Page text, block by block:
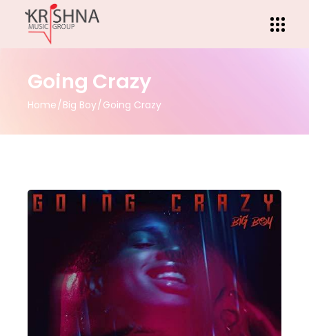
Going Crazy
Home Big Boy Going Crazy